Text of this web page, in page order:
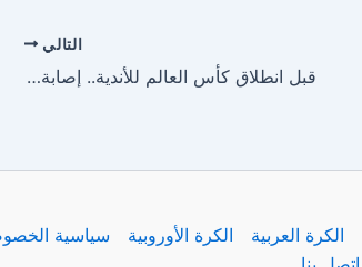
التالي
قبل انطلاق كأس العالم للأندية.. إصابة ديمبيلي تصدم باريس سان جيرمان
الكرة العربية الكرة الأوروبية سياسية